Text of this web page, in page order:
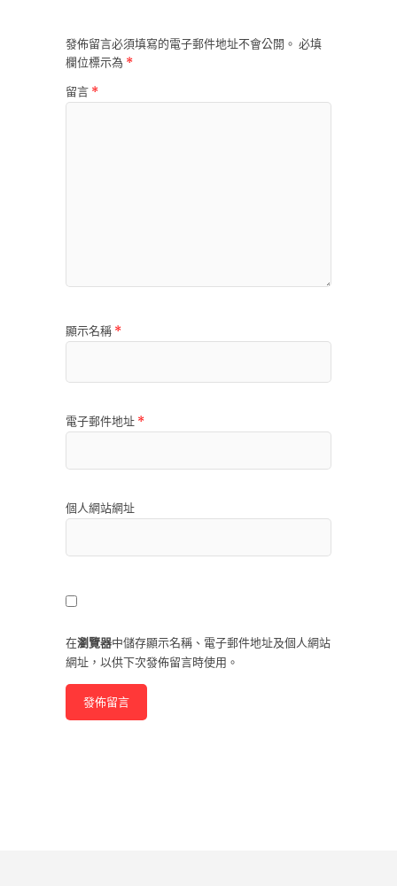
發佈留言必須填寫的電子郵件地址不會公開。 必填
欄位標示為 *
留言 *
顯示名稱 *
電子郵件地址 *
個人網站網址
在瀏覽器中儲存顯示名稱、電子郵件地址及個人網站
網址，以供下次發佈留言時使用。